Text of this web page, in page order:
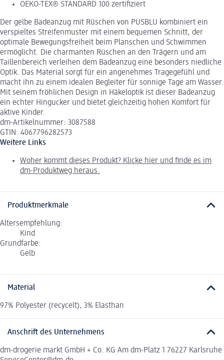
OEKO-TEX® STANDARD 100 zertifiziert
Der gelbe Badeanzug mit Rüschen von PUSBLU kombiniert ein
verspieltes Streifenmuster mit einem bequemen Schnitt, der
optimale Bewegungsfreiheit beim Planschen und Schwimmen
ermöglicht. Die charmanten Rüschen an den Trägern und am
Taillenbereich verleihen dem Badeanzug eine besonders niedliche
Optik. Das Material sorgt für ein angenehmes Tragegefühl und
macht ihn zu einem idealen Begleiter für sonnige Tage am Wasser.
Mit seinem fröhlichen Design in Häkeloptik ist dieser Badeanzug
ein echter Hingucker und bietet gleichzeitig hohen Komfort für
aktive Kinder.
dm-Artikelnummer: 3087588
GTIN: 4067796282573
Weitere Links
Woher kommt dieses Produkt? Klicke hier und finde es im
dm-Produktweg heraus.
Produktmerkmale
Altersempfehlung:
Kind
Grundfarbe:
Gelb
Material
97% Polyester (recycelt), 3% Elasthan
Anschrift des Unternehmens
dm-drogerie markt GmbH + Co. KG Am dm-Platz 1 76227 Karlsruhe